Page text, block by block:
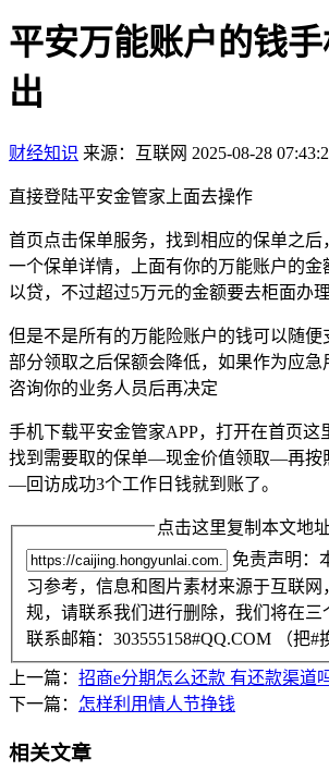
平安万能账户的钱
出
财经知识 来源：互联网 2025-08-28
直接登陆平安金管家上面去操作
首页点击保单服务，找到相应的保单之后
一个保单详情，上面有你的万能账户的金
以贷，不过超过5万元的金额要去柜面办理
但是不是所有的万能险账户的钱可以随便
部分领取之后保额会降低，如果作为应急
咨询你的业务人员后再决定
手机下载平安金管家APP，打开在首页
找到需要取的保单—现金价值领取—再按
—回访成功3个工作日钱就到账了。
点击这里复制本文地
免责声明：
习参考，信息和图片素材来源于互联网
规，请联系我们进行删除，我们将在三
联系邮箱：303555158#QQ.COM （把#
上一篇： 招商e分期怎么还款 有还款渠道
下一篇： 怎样利用情人节挣钱
相关文章